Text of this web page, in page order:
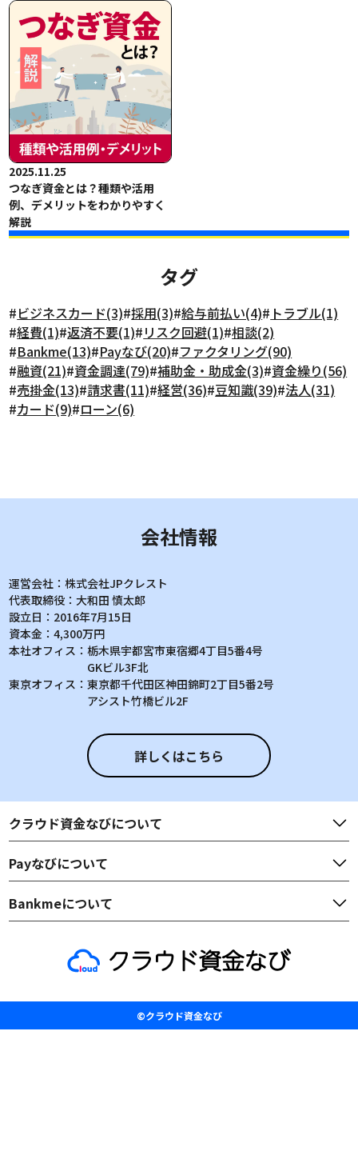
2025.11.25
つなぎ資金とは？種類や活用
例、デメリットをわかりやすく
解説
タグ
#ビジネスカード(3)#採用(3)#給与前払い(4)# トラブル(1)
#経費(1)#返済不要(1)#リスク回避(1)#相談(2)
#Bankme(13)#Payなび(20)#ファクタリング(90)
#融資(21)#資金調達(79)#補助金・助成金(3)#資金繰り(56)
#売掛金(13)#請求書(11)#経営(36)#豆知識(39)#法人(31)
#カード(9)#ローン(6)
会社情報
運営会社：株式会社JPクレスト
代表取締役：大和田 慎太郎
設立日： 2016年7月15日
資本金：4,300万円
本社オフィス：栃木県宇都宮市東宿郷4丁目5番4号
GKビル3F北
東京オフィス：東京都千代田区神田錦町2丁目5番2号
アシスト竹橋ビル2F
詳しくはこちら
クラウド資金なびについて
Payなびについて
Bankmeについて
©クラウド資金なび